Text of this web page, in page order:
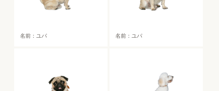
名前：ユパ 名前：ユパ